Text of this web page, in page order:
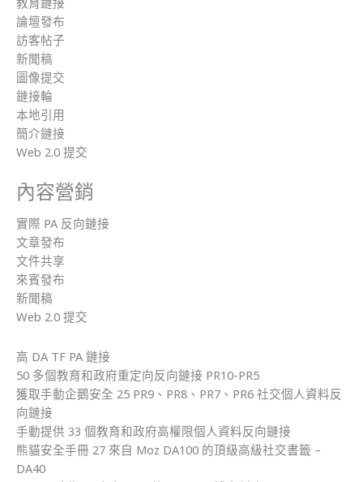
論壇發布
訪客帖子
新聞稿
圖像提交
鏈接輪
本地引用
簡介鏈接
Web 2.0 提交
內容營銷
實際 PA 反向鏈接
文章發布
文件共享
來賓發布
新聞稿
Web 2.0 提交
高 DA TF PA 鏈接
50 多個教育和政府重定向反向鏈接 PR10-PR5
獲取手動企鵝安全 25 PR9、PR8、PR7、PR6 社交個人資料反
向鏈接
手動提供 33 個教育和政府高權限個人資料反向鏈接
熊貓安全手冊 27 來自 Moz DA100 的頂級高級社交書籤 –
DA40